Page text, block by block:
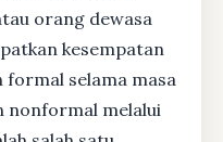
orang dewasa
kesempatan
selama masa
nonformal melalui